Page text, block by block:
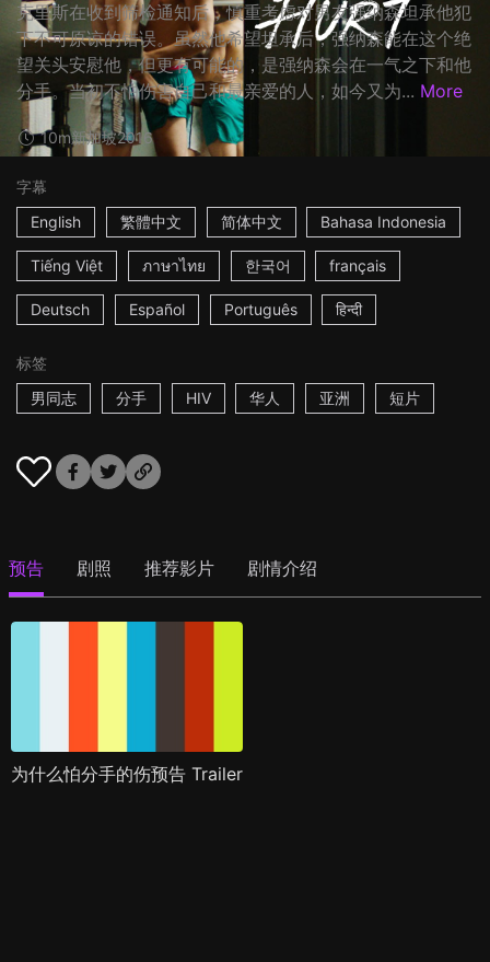
克里斯在收到筛检通知后，慎重考虑对男友强纳森坦承他犯
下不可原谅的错误。虽然他希望坦承后，强纳森能在这个绝
望关头安慰他，但更有可能的，是强纳森会在一气之下和他
分手。当初不怕伤害自己和最亲爱的人，如今又为... More
10m新加坡2016
字幕
English
繁體中文 简体中文 Bahasa Indonesia
Tiếng Việt ภาษาไทย 한국어 français
Deutsch Español Português हिन्दी
标签
男同志
分手 HIV 华人 亚洲 短片
预告 剧照 推荐影片 剧情介绍
为什么怕分手的伤预告 Trailer